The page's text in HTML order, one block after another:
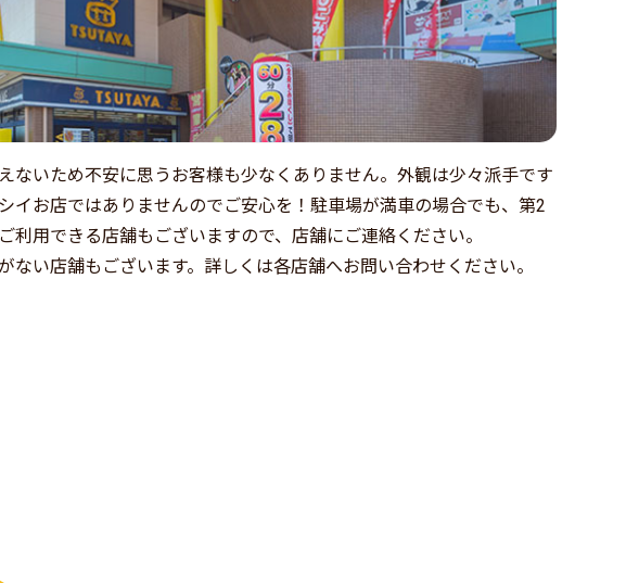
ないため不安に思うお客様も少なくありません。外観は少々派手です
イお店ではありませんのでご安心を！駐車場が満車の場合でも、第2
利用できる店舗もございますので、店舗にご連絡ください。
ない店舗もございます。詳しくは各店舗へお問い合わせください。